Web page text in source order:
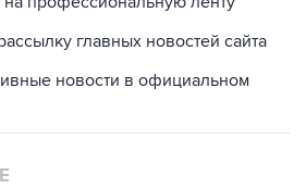
главных новостей сайта
новости в официальном